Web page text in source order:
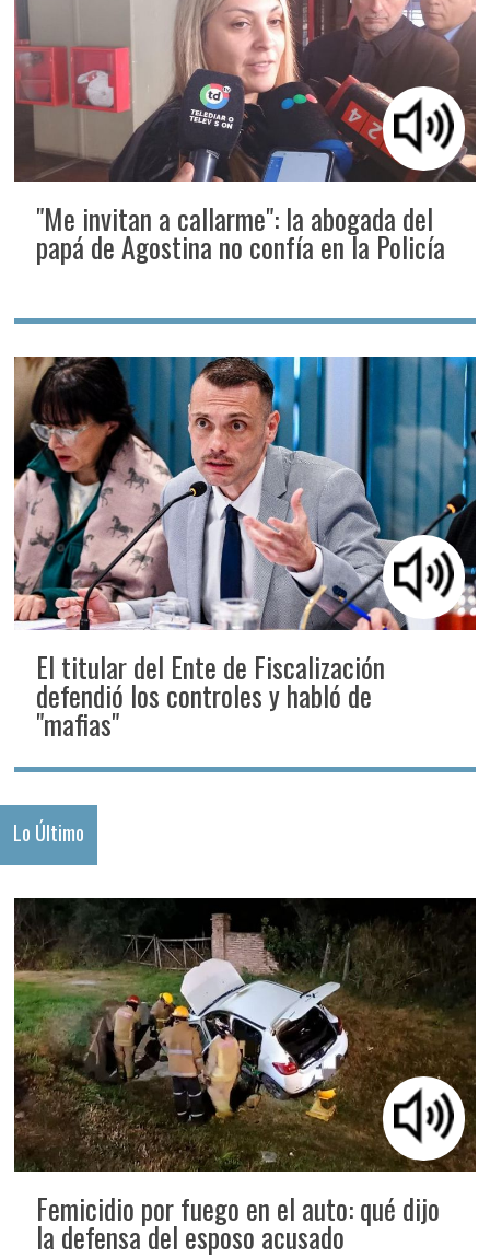
"Me invitan a callarme": la abogada del
papá de Agostina no confía en la Policía
El titular del Ente de Fiscalización
defendió los controles y habló de
"mafias"
Lo Último
Femicidio por fuego en el auto: qué dijo
la defensa del esposo acusado